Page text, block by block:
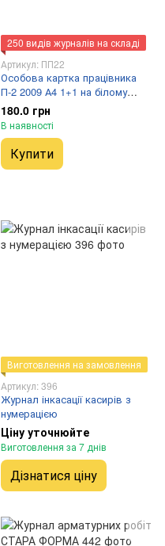
250 видів журналів на складі
Артикул: ПП22
Особова картка працівника
П-2 2009 А4 1+1 на білому
картоні 0,3 мм 250 г, 50 шт
180.0 грн
В наявності
Купити
Виготовлення на замовлення
Артикул: 396
Журнал інкасації касирів з
нумерацією
Ціну уточнюйте
Виготовлення за 7 днів
Дізнатися ціну